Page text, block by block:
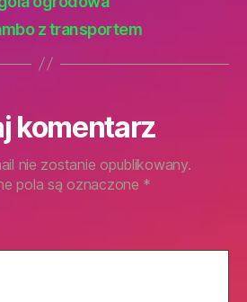
z transportem
komentarz
nie zostanie opublikowany.
pola są oznaczone *